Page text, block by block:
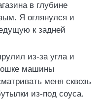
в глубине
Я оглянулся и
к задней
из-за угла и
машины
меня сквозь
из-под соуса.